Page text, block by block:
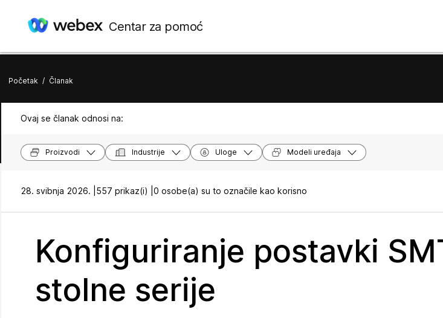
Centar za pomoć
Početak / Članak
Ovaj se članak odnosi na:
Proizvodi Industrije Uloge Modeli uređaja
28. svibnja 2026. | 557 prikaz(i) | 0 osobe(a) su to označile kao korisno
Konfiguriranje postavki
stolne serije